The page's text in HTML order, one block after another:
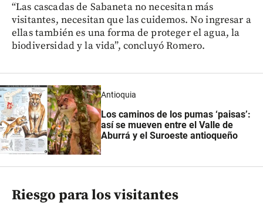
“Las cascadas de Sabaneta no necesitan más
visitantes, necesitan que las cuidemos. No ingresar a
ellas también es una forma de proteger el agua, la
biodiversidad y la vida”, concluyó Romero.
Antioquia
Los caminos de los pumas ‘paisas’:
así se mueven entre el Valle de
Aburrá y el Suroeste antioqueño
Riesgo para los visitantes